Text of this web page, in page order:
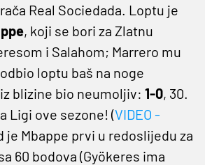
Real Sociedada. Loptu je
, koji se bori za Zlatnu
i Salahom; Marrero mu
loptu baš na noge
blizine bio neumoljiv: 1-0, 30.
Ligi ove sezone! (VIDEO -
je Mbappe prvi u redoslijedu za
60 bodova (Gyökeres ima